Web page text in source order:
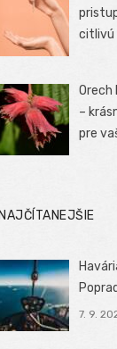
citlivú
Orech
–
pre
NAJČÍTANEJŠIE
Poprad
7. 9.